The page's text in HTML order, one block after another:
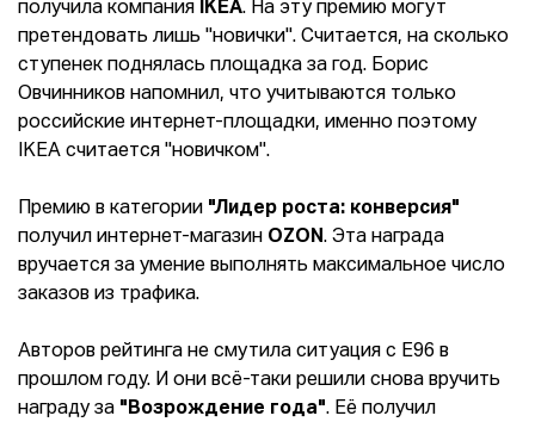
получила компания IKEA. На эту премию могут
претендовать лишь "новички". Считается, на сколько
ступенек поднялась площадка за год. Борис
Овчинников напомнил, что учитываются только
российские интернет-площадки, именно поэтому
IKEA считается "новичком".
Премию в категории "Лидер роста: конверсия"
получил интернет-магазин OZON. Эта награда
вручается за умение выполнять максимальное число
заказов из трафика.
Авторов рейтинга не смутила ситуация с E96 в
прошлом году. И они всё-таки решили снова вручить
награду за "Возрождение года". Её получил